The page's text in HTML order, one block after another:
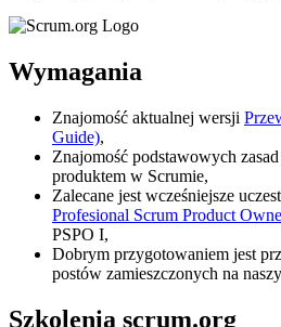
Wymagania
Znajomość aktualnej wersji
Guide),
Znajomość podstawowych
produktem w Scrumie,
Zalecane jest wcześniejsze
Profesional Scrum Product
PSPO I,
Dobrym przygotowaniem jest
postów zamieszczonych na
Szkolenia scrum.org